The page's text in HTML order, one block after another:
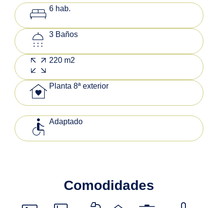
king_bed 6 hab.
shower 3 Baños
zoom_out_map 220 m2
family_home Planta 8ª exterior
accessible Adaptado
Comodidades